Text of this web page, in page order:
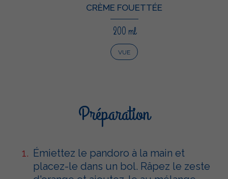
CRÈME FOUETTÉE
200 ml
VUE
Préparation
Émiettez le pandoro à la main et
placez-le dans un bol. Râpez le zeste